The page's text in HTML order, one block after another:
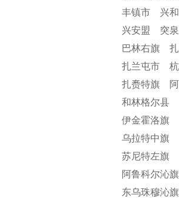
丰镇市 兴
兴安盟 突
巴林右旗
扎兰屯市
扎赉特旗
和林格尔县
伊金霍洛旗
乌拉特中旗
苏尼特左旗
阿鲁科尔沁
东乌珠穆沁